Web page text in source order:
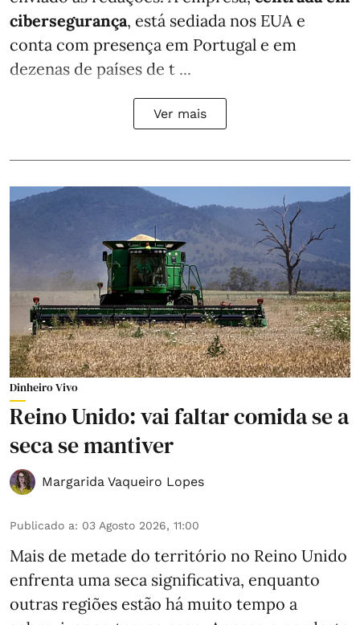
cibersegurança, está sediada nos EUA e
conta com presença em Portugal e em
dezenas de países de t ...
Ver mais
Dinheiro Vivo
Reino Unido: vai faltar comida se a
seca se mantiver
Margarida Vaqueiro Lopes
Publicado a: 03 Agosto 2026, 11:00
Mais de metade do território no Reino Unido
enfrenta uma seca significativa, enquanto
outras regiões estão há muito tempo a